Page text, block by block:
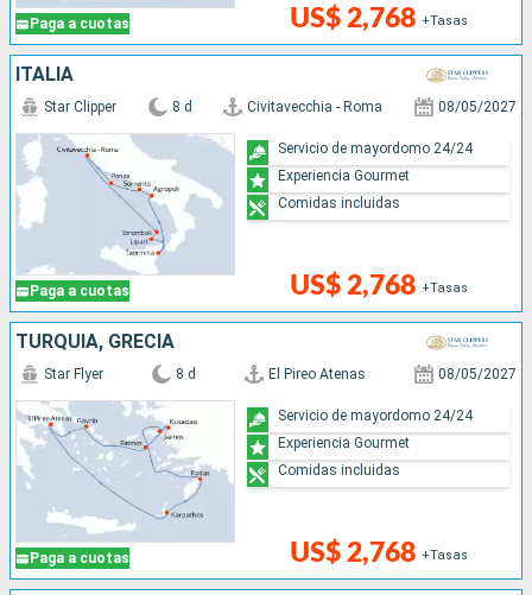
Paga a cuotas US$ 2,768 +Tasas
ITALIA
Paga a cuotas
Star Clipper 8 d Civitavecchia - Roma 08/05/2027
US$ 2,768 +Tasas
Servicio de mayordomo 24/24
Experiencia Gourmet
Comidas incluidas
TURQUÍA, GRECIA
Paga a cuotas
Star Flyer 8 d El Pireo Atenas 08/05/2027
US$ 2,768 +Tasas
Servicio de mayordomo 24/24
Experiencia Gourmet
Comidas incluidas